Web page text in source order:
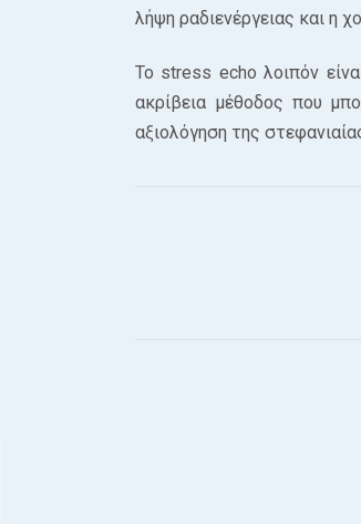
λήψη ραδιενέργειας και η
Το stress echo λοιπόν
ακρίβεια μέθοδος που
αξιολόγηση της